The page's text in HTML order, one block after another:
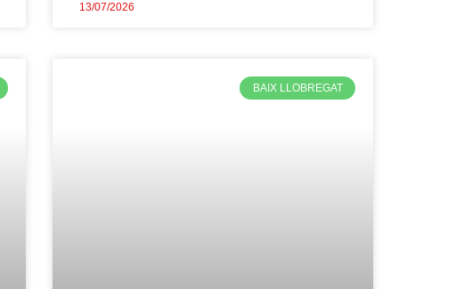
13/07/2026
BAIX LLOBREGAT